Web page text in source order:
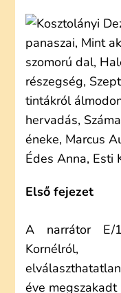
Első fejezet
A narrátor E/
Kornélról,
éve